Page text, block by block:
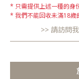
只需提供上述一種的身
我們不能回收未滿18歲
請訪問